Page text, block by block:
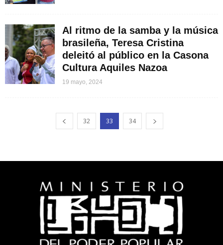
Al ritmo de la samba y la música
brasileña, Teresa Cristina
deleitó al público en la Casona
Cultura Aquiles Nazoa
19 mayo, 2024
32 33 34